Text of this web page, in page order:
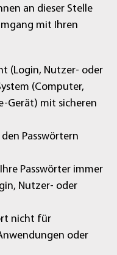
an dieser Stelle
mit Ihren
(Login, Nutzer- oder
(Computer,
Gerät) mit sicheren
Passwörtern
Passwörter immer
Nutzer- oder
nicht für
oder